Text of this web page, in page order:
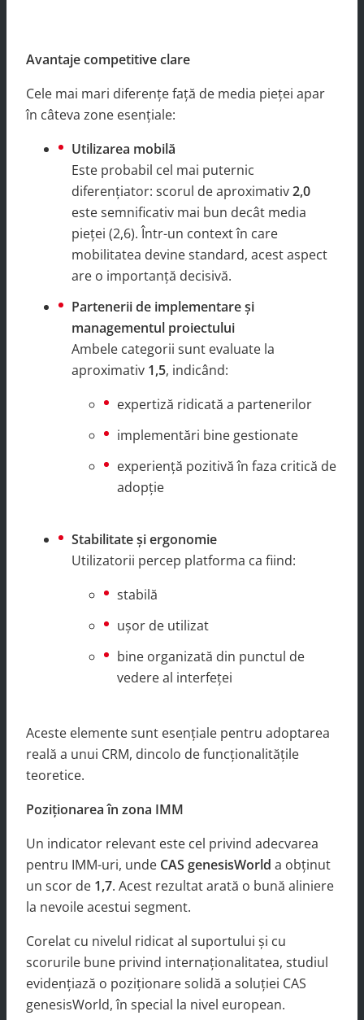
Avantaje competitive clare
Cele mai mari diferențe față de media pieței apar
în câteva zone esențiale:
Utilizarea mobilă
Este probabil cel mai puternic
diferențiator: scorul de aproximativ2,0
este semnificativ mai bun decât media
pieței (2,6). Într-un context în care
mobilitatea devine standard, acest aspect
are o importanță decisivă.
Partenerii de implementare și
managementul proiectului
Ambele categorii sunt evaluate la
aproximativ 1,5, indicând:
expertiză ridicată a partenerilor
implementări bine gestionate
experiență pozitivă în faza critică de
adopție
Stabilitate și ergonomie
Utilizatorii percep platforma ca fiind:
stabilă
ușor de utilizat
bine organizată din punctul de
vedere al interfeței
Aceste elemente sunt esențiale pentru adoptarea
reală a unui CRM, dincolo de funcționalitățile
teoretice.
Poziționarea în zona IMM
Un indicator relevant este cel privind adecvarea
pentru IMM-uri, unde CAS genesisWorld a obținut
un scor de 1,7. Acest rezultat arată o bună aliniere
la nevoile acestui segment.
Corelat cu nivelul ridicat al suportului și cu
scorurile bune privind internaționalitatea, studiul
evidențiază o poziționare solidă a soluției CAS
genesisWorld, în special la nivel european.